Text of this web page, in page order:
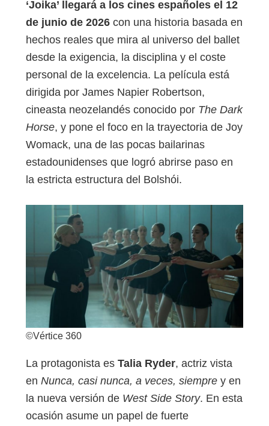
‘Joika’ llegará a los cines españoles el 12
de junio de 2026 con una historia basada en
hechos reales que mira al universo del ballet
desde la exigencia, la disciplina y el coste
personal de la excelencia. La película está
dirigida por James Napier Robertson,
cineasta neozelandés conocido por The Dark
Horse, y pone el foco en la trayectoria de Joy
Womack, una de las pocas bailarinas
estadounidenses que logró abrirse paso en
la estricta estructura del Bolshói.
©Vértice 360
La protagonista es Talia Ryder, actriz vista
en Nunca, casi nunca, a veces, siempre y en
la nueva versión de West Side Story. En esta
ocasión asume un papel de fuerte